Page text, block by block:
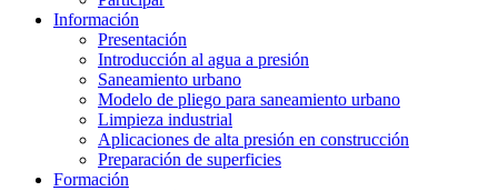
Información
Presentación
Introducción al agua a presión
Saneamiento urbano
Modelo de pliego para saneamiento urbano
Limpieza industrial
Aplicaciones de alta presión en construcción
Preparación de superficies
Formación